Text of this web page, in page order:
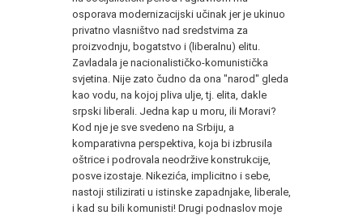
osporava modernizacijski učinak jer je ukinuo
privatno vlasništvo nad sredstvima za
proizvodnju, bogatstvo i (liberalnu) elitu.
Zavladala je nacionalističko-komunistička
svjetina. Nije zato čudno da ona "narod" gleda
kao vodu, na kojoj pliva ulje, tj. elita, dakle
srpski liberali. Jedna kap u moru, ili Moravi?
Kod nje je sve svedeno na Srbiju, a
komparativna perspektiva, koja bi izbrusila
oštrice i podrovala neodržive konstrukcije,
posve izostaje. Nikezića, implicitno i sebe,
nastoji stilizirati u istinske zapadnjake, liberale,
i kad su bili komunisti! Drugi podnaslov moje